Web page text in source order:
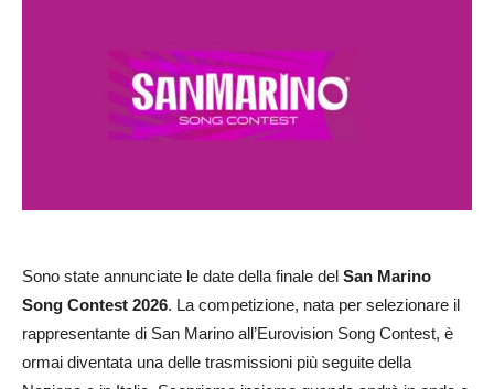
Sono state annunciate le date della finale del San Marino
Song Contest 2026. La competizione, nata per selezionare il
rappresentante di San Marino all’Eurovision Song Contest, è
ormai diventata una delle trasmissioni più seguite della